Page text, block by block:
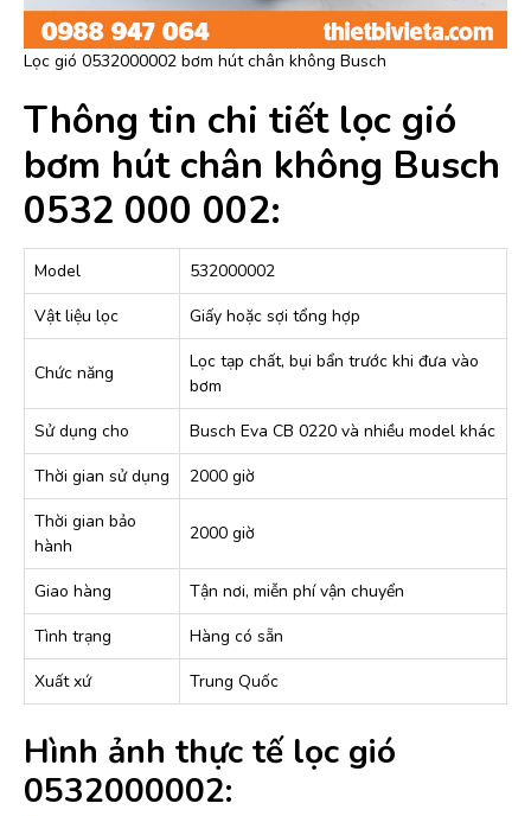
Lọc gió 0532000002 bơm hút chân không Busch
Thông tin chi tiết lọc gió
bơm hút chân không Busch
0532 000 002:
Model
532000002
Vật liệu lọc
Giấy hoặc sợi tổng hợp
Chức năng
Lọc tạp chất, bụi bẩn trước khi đưa vào
bơm
Sử dụng cho
Busch Eva CB 0220 và nhiều model khác
Thời gian sử dụng
2000 giờ
Thời gian bảo
hành
2000 giờ
Giao hàng
Tận nơi, miễn phí vận chuyển
Tình trạng
Hàng có sẵn
Xuất xứ
Trung Quốc
Hình ảnh thực tế lọc gió
0532000002: